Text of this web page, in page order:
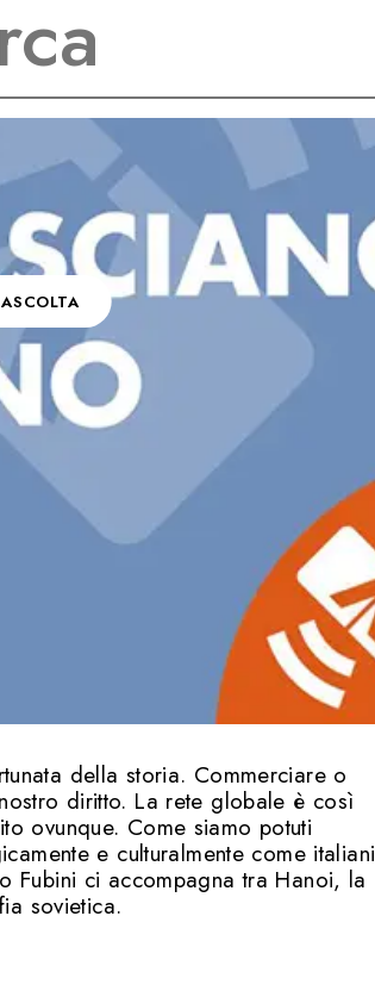
ASCOLTA
della storia. Commerciare o
diritto. La rete globale è così
ovunque. Come siamo potuti
e culturalmente come italiani
Fubini ci accompagna tra Hanoi, la
sovietica.